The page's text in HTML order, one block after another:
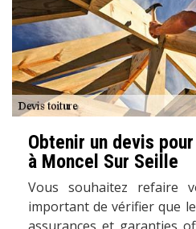
Obtenir un devis
à Moncel Sur Seille
Vous souhaitez refaire
important de vérifier que